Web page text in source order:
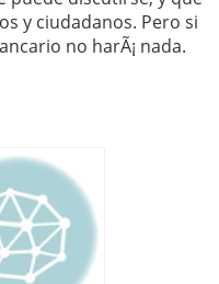
y ciudadanos. Pero si
no harÃ¡ nada.